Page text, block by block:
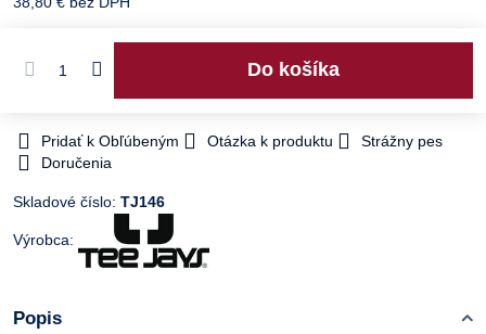
Do košíka
Pridať k Obľúbeným Otázka k produktu
Strážny pes
Doručenia
Skladové číslo: TJ146
Výrobca:
Popis